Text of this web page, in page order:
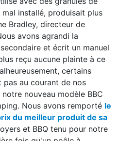
mal installé, produisait plus
Bradley, directeur de
avons agrandi la
secondaire et écrit un manuel
reçu aucune plainte à ce
certains
pas au courant de nos
notre nouveau modèle BBC
. Nous avons remporté le
du meilleur produit de sa
et BBQ tenu pour notre